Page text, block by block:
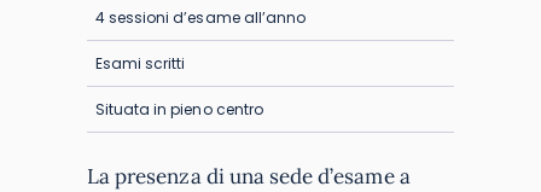
4 sessioni d’esame all’anno
Esami scritti
Situata in pieno centro
La presenza di una sede d’esame a